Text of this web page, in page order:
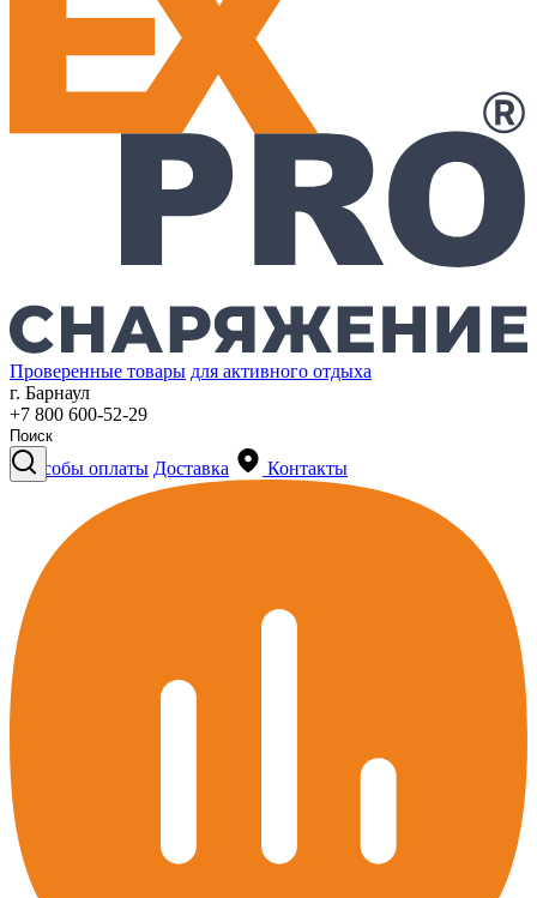
Проверенные товары для активного отдыха
г. Барнаул
+7 800 600-52-29
Способы оплаты Доставка Контакты